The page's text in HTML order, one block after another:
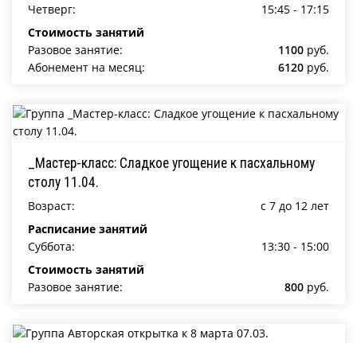
Четверг:
15:45 - 17:15
Стоимость занятий
Разовое занятие:
1100 руб.
Абонемент на месяц:
6120 руб.
_Мастер-класс: Сладкое угощение к пасхальному
столу 11.04.
Возраст:
c 7 до 12 лет
Расписание занятий
Суббота:
13:30 - 15:00
Стоимость занятий
Разовое занятие:
800 руб.